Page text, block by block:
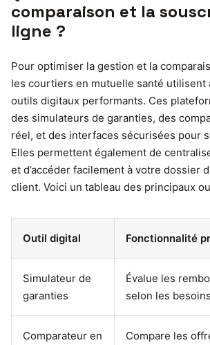
comparaison et la
ligne ?
Pour optimiser la gestion et la
les courtiers en mutuelle santé utilisent
outils digitaux performants. Ces
des simulateurs de garanties, des
réel, et des interfaces sécurisées pour
Elles permettent également de
et d’accéder facilement à votre dossier
client. Voici un tableau des principaux
Outil digital Fonctionnalité
Simulateur de
garanties
Évalue les
selon les besoins
Comparateur en
Compare les